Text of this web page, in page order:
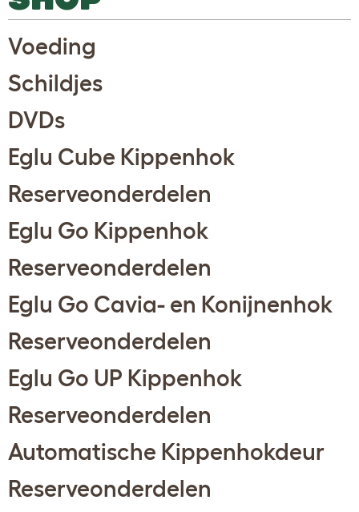
Voeding
Schildjes
DVDs
Eglu Cube Kippenhok
Reserveonderdelen
Eglu Go Kippenhok
Reserveonderdelen
Eglu Go Cavia- en Konijnenhok
Reserveonderdelen
Eglu Go UP Kippenhok
Reserveonderdelen
Automatische Kippenhokdeur
Reserveonderdelen